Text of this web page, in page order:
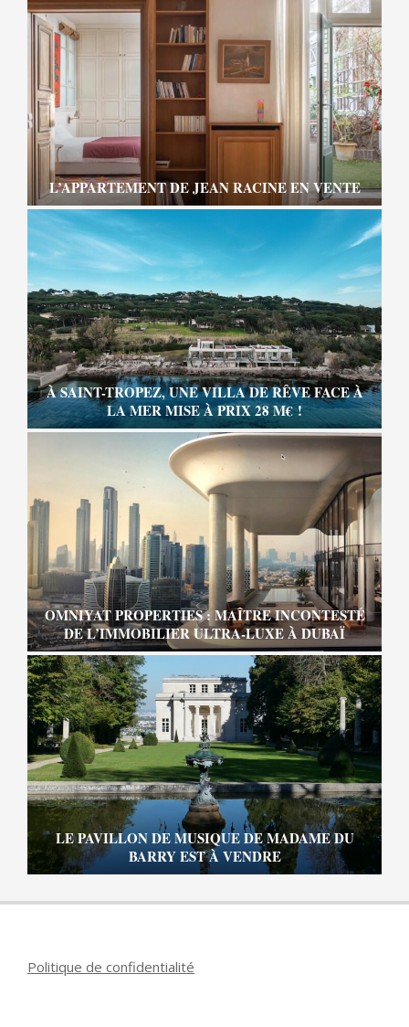
L’APPARTEMENT DE JEAN RACINE EN VENTE
À SAINT-TROPEZ, UNE VILLA DE RÊVE FACE À
LA MER MISE À PRIX 28 M€ !
OMNIYAT PROPERTIES : MAÎTRE INCONTESTÉ
DE L’IMMOBILIER ULTRA-LUXE À DUBAÏ
LE PAVILLON DE MUSIQUE DE MADAME DU
BARRY EST À VENDRE
Politique de confidentialité